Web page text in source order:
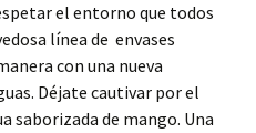
el entorno que todos
línea de envases
con una nueva
Déjate cautivar por el
saborizada de mango. Una